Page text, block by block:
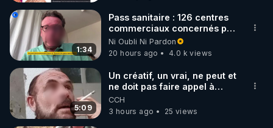
1:34
Pass sanitaire : 126 centres
commerciaux concernés par
l'obligation dans toute la
France
Ni Oubli Ni Pardon
20 hours ago
4.0 k views
5:09
Un créatif, un vrai, ne peut et
ne doit pas faire appel à
l'intelligence artificielle
CCH
3 hours ago
25 views